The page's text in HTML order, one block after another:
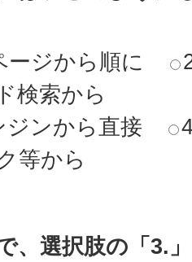
ージから順に
検索から
ジンから直接
等から
、選択肢の「3.